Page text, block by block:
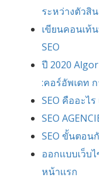
ระหว่างตัวสิ
เขียนคอนเท้
SEO
ปี 2020
:คอร์อัพเดท
SEO คืออะไ
SEO
SEO ขั้นตอน
ออกเเบบเว็บ
หน้าเเรก